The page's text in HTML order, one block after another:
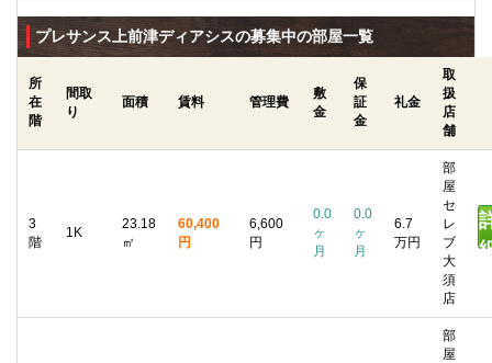
プレサンス上前津ディアシスの募集中の部屋一覧
所
在
階
間取
り
面積 賃料 管理費
敷
金
保
証
金
礼金
取
扱
店
舗
3
階
1K
23.18
㎡
60,400
円
6,600
円
0.0
ヶ
月
0.0
ヶ
月
6.7
万円
部
屋
セ
レ
ブ
大
須
店
部
屋